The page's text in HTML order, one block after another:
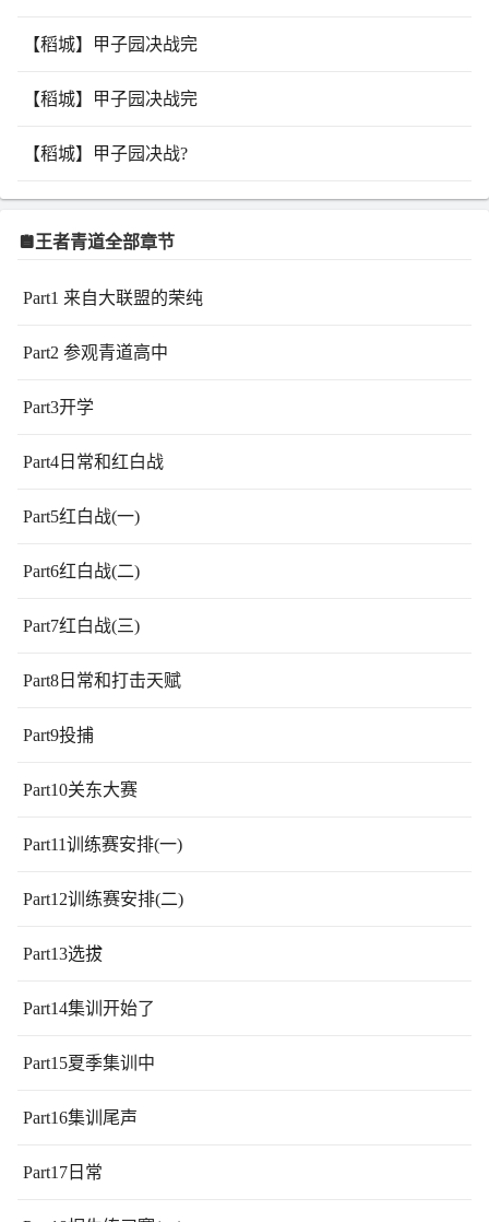
【稻城】甲子园决战完
【稻城】甲子园决战完
【稻城】甲子园决战?
王者青道全部章节
Part1 来自大联盟的荣纯
Part2 参观青道高中
Part3开学
Part4日常和红白战
Part5红白战(一)
Part6红白战(二)
Part7红白战(三)
Part8日常和打击天赋
Part9投捕
Part10关东大赛
Part11训练赛安排(一)
Part12训练赛安排(二)
Part13选拔
Part14集训开始了
Part15夏季集训中
Part16集训尾声
Part17日常